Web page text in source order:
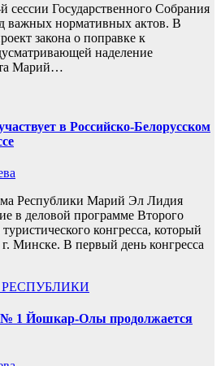
сессии Государственного Собрания
важных нормативных актов. В
закона о поправке к
наделение
Марий…
в Российско-Белорусском
Республики Марий Эл Лидия
в деловой программе Второго
конгресса, который
Минске. В первый день конгресса
№ 1 Йошкар-Олы продолжается